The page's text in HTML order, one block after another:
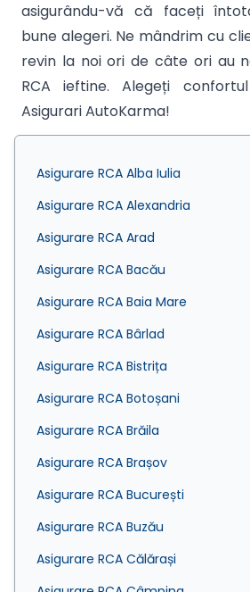
asigurându-vă că faceți
bune alegeri. Ne mândrim cu
revin la noi ori de câte ori au
RCA ieftine. Alegeți
Asigurari AutoKarma!
Asigurare RCA Alba Iulia
Asigurare RCA Alexandria
Asigurare RCA Arad
Asigurare RCA Bacău
Asigurare RCA Baia Mare
Asigurare RCA Bârlad
Asigurare RCA Bistrița
Asigurare RCA Botoșani
Asigurare RCA Brăila
Asigurare RCA Brașov
Asigurare RCA București
Asigurare RCA Buzău
Asigurare RCA Călărași